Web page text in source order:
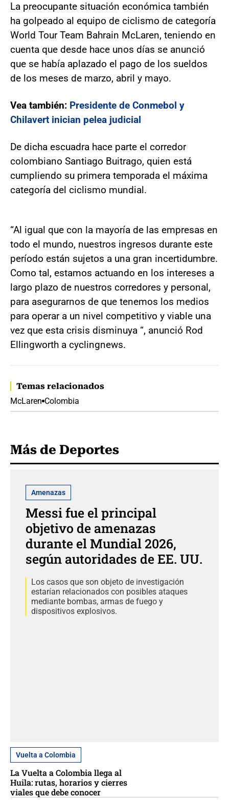
La preocupante situación económica también
ha golpeado al equipo de ciclismo de categoría
World Tour Team Bahrain McLaren, teniendo en
cuenta que desde hace unos días se anunció
que se había aplazado el pago de los sueldos
de los meses de marzo, abril y mayo.
Vea también: Presidente de Conmebol y
Chilavert inician pelea judicial
De dicha escuadra hace parte el corredor
colombiano Santiago Buitrago, quien está
cumpliendo su primera temporada el máxima
categoría del ciclismo mundial.
“Al igual que con la mayoría de las empresas en
todo el mundo, nuestros ingresos durante este
período están sujetos a una gran incertidumbre.
Como tal, estamos actuando en los intereses a
largo plazo de nuestros corredores y personal,
para asegurarnos de que tenemos los medios
para operar a un nivel competitivo y viable una
vez que esta crisis disminuya “, anunció Rod
Ellingworth a cyclingnews.
Temas relacionados
McLaren Colombia
Más de Deportes
Amenazas
Messi fue el principal
objetivo de amenazas
durante el Mundial 2026,
según autoridades de EE. UU.
Los casos que son objeto de investigación
estarían relacionados con posibles ataques
mediante bombas, armas de fuego y
dispositivos explosivos.
Vuelta a Colombia
La Vuelta a Colombia llega al
Huila: rutas, horarios y cierres
viales que debe conocer